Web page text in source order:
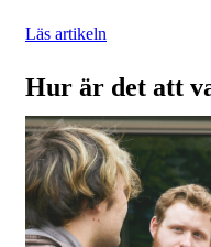
Läs artikeln
Hur är det att